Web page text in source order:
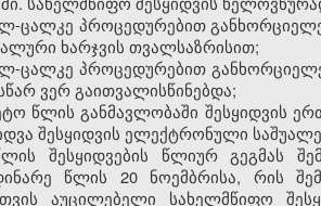
ცალკე პროცედურებით
ხარჯვის თვალსაზრისით;
ცალკე პროცედურებით
ვერ გაითვალისწინებდა;
წლის განმავლობაში შესყიდვის
შესყიდვის ელექტრონული
შესყიდვების წლიურ გეგმას
წლის 20 ნოემბრისა, რის
აუცილებელი სახელმწიფო